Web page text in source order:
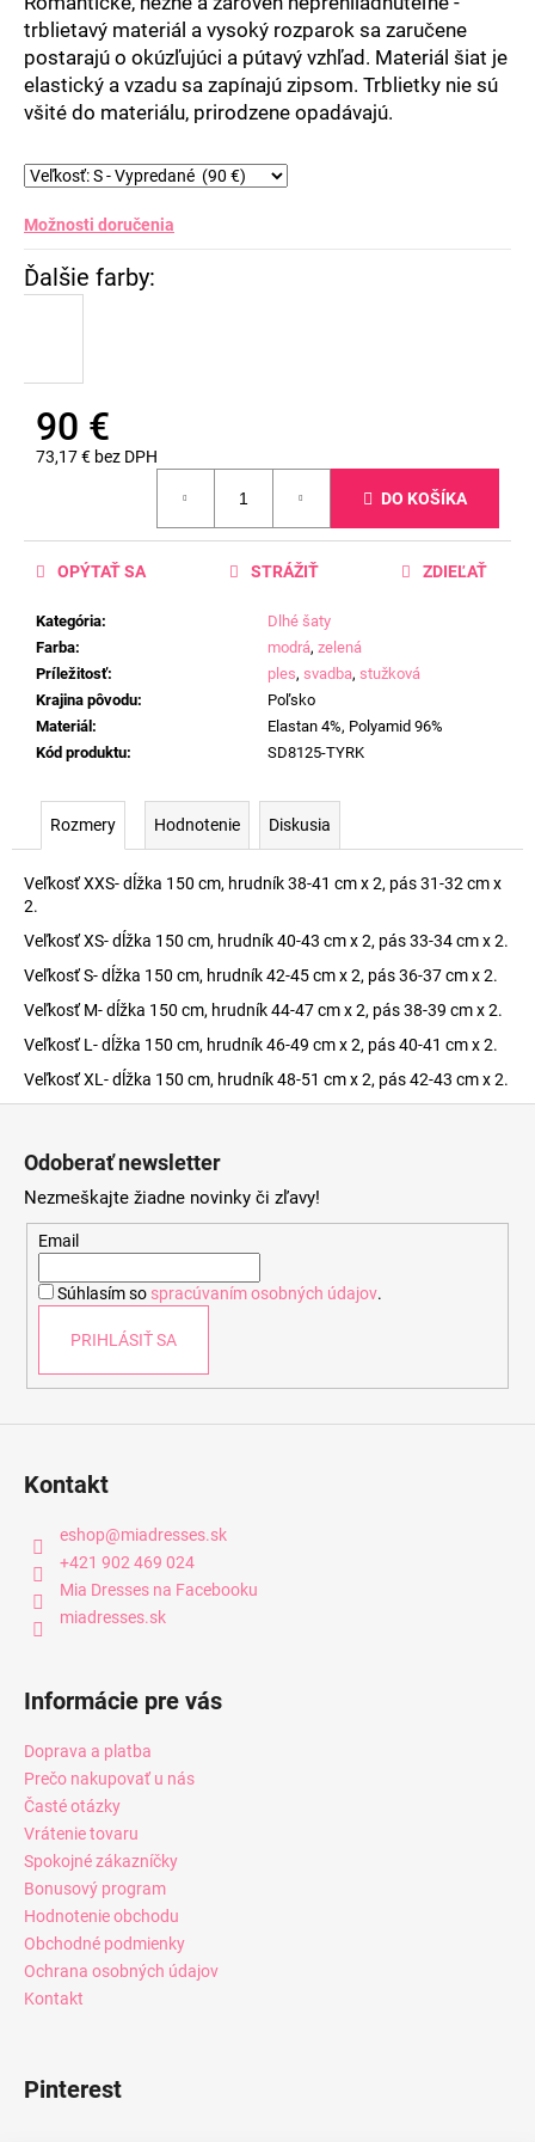
trblietavý materiál a vysoký rozparok sa zaručene
postarajú o okúzľujúci a pútavý vzhľad. Materiál šiat je
elastický a vzadu sa zapínajú zipsom. Trblietky nie sú
všité do materiálu, prirodzene opadávajú.
Možnosti doručenia
90 €
73,17 € bez DPH
DO KOŠÍKA
Kategória:
Dlhé šaty
Farba: modrá, zelená
Príležitosť: ples, svadba, stužková
Krajina pôvodu:
Poľsko
Materiál :
Elastan 4%, Polyamid 96%
Kód produktu: SD8125-TYRK
OPÝTAŤ SA STRÁŽIŤ ZDIEĽAŤ
Rozmery Hodnotenie Diskusia
Veľkosť XXS- dĺžka 150 cm, hrudník 38-41 cm x 2, pás 31-32 cm x
2.
Veľkosť XS- dĺžka 150 cm, hrudník 40-43 cm x 2, pás 33-34 cm x 2.
Veľkosť S- dĺžka 150 cm, hrudník 42-45 cm x 2, pás 36-37 cm x 2.
Veľkosť M- dĺžka 150 cm, hrudník 44-47 cm x 2, pás 38-39 cm x 2.
Veľkosť L- dĺžka 150 cm, hrudník 46-49 cm x 2, pás 40-41 cm x 2.
Veľkosť XL- dĺžka 150 cm, hrudník 48-51 cm x 2, pás 42-43 cm x 2.
Odoberať newsletter
Nezmeškajte žiadne novinky či zľavy!
Email
Súhlasím so spracúvaním osobných údajov.
PRIHLÁSIŤ SA
Kontakt
eshop@miadresses.sk
+421 902 469 024
Mia Dresses na Facebooku
miadresses.sk
Informácie pre vás
Doprava a platba
Prečo nakupovať u nás
Časté otázky
Vrátenie tovaru
Spokojné zákazníčky
Bonusový program
Hodnotenie obchodu
Obchodné podmienky
Ochrana osobných údajov
Kontakt
Pinterest